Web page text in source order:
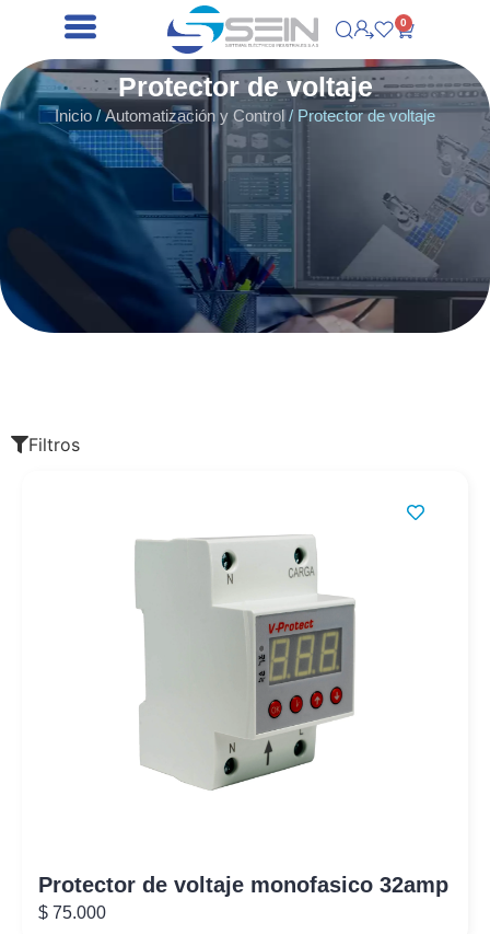
0
Protector de voltaje
Inicio /Automatización y Control/ Protector de voltaje
Filtros
Protector de voltaje monofasico 32amp
$ 75.000